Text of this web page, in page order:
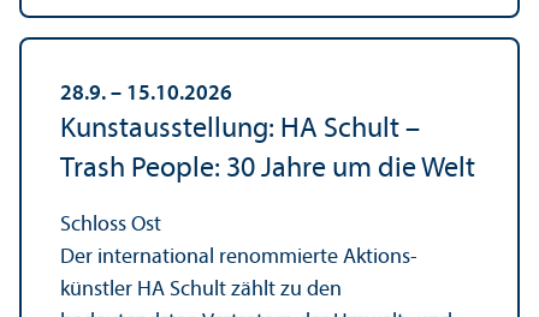
28.9. – 15.10.2026
Kunstausstellung: HA Schult –
Trash People: 30 Jahre um die Welt
Schloss Ost
Der international renommierte Aktions­
künstler HA Schult zählt zu den